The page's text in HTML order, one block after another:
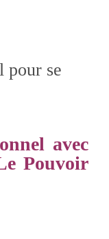
pour se
avec
Pouvoir